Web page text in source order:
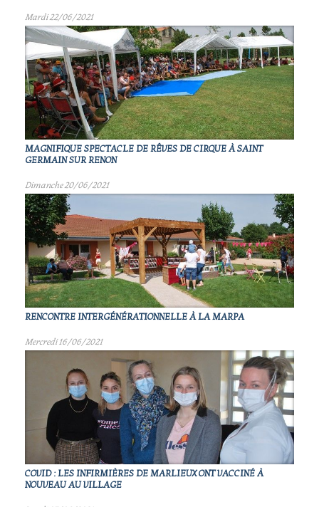
Mardi 22/06/2021
MAGNIFIQUE SPECTACLE DE RÊVES DE CIRQUE À SAINT
GERMAIN SUR RENON
Dimanche 20/06/2021
RENCONTRE INTERGÉNÉRATIONNELLE À LA MARPA
Mercredi 16/06/2021
COVID : LES INFIRMIÈRES DE MARLIEUX ONT VACCINÉ À
NOUVEAU AU VILLAGE